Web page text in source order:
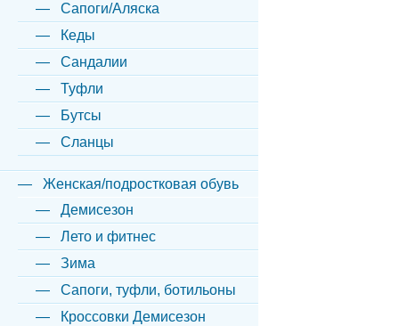
Сапоги/Аляска
Кеды
Сандалии
Туфли
Бутсы
Сланцы
Женская/подростковая обувь
Демисезон
Лето и фитнес
Зима
Сапоги, туфли, ботильоны
Кроссовки Демисезон